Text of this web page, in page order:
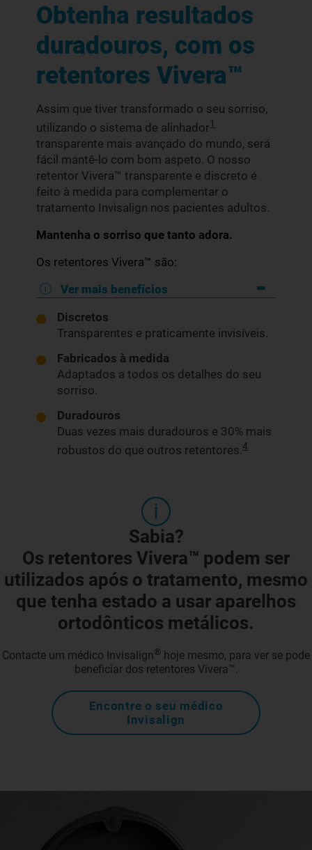
Obtenha resultados
duradouros, com os
retentores Vivera™
Assim que tiver transformado o seu sorriso,
utilizando o sistema de alinhador1
transparente mais avançado do mundo, será
fácil mantê-lo com bom aspeto. O nosso
retentor Vivera™ transparente e discreto é
feito à medida para complementar o
tratamento Invisalign nos pacientes adultos.
Mantenha o sorriso que tanto adora.
Os retentores Vivera™ são:
Ver mais benefícios
Discretos
Transparentes e praticamente invisíveis.
Fabricados à medida
Adaptados a todos os detalhes do seu
sorriso.
Duradouros
Duas vezes mais duradouros e 30% mais
robustos do que outros retentores.4
Sabia?
Os retentores Vivera™ podem ser
utilizados após o tratamento, mesmo
que tenha estado a usar aparelhos
ortodônticos metálicos.
Contacte um médico Invisalign® hoje mesmo, para ver se pode
beneficiar dos retentores Vivera™.
Encontre o seu médico
Invisalign